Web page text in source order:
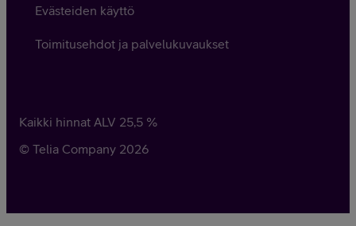
Evästeiden käyttö
Toimitusehdot ja palvelukuvaukset
Kaikki hinnat ALV 25,5 %
© Telia Company 2026